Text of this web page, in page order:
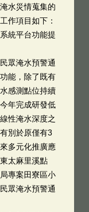
水災情蒐集的
作項目如下：
統平台功能提
眾淹水預警通
能，除了既有
感測點位持續
年完成研發低
性淹水深度之
別於原僅有3
多元化推廣應
太麻里溪點
專案田寮區小
眾淹水預警通